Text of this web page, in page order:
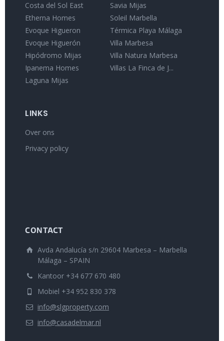
Costa del Sol East
Etherna Homes
Evoque Higueron
Evoque Higuerón
Hipódromo Mijas
Ipanema Homes
Laguna Mijas
Savia Mijas
Soleil Marbella
Térmica Playa Málaga
Villa Marbesa
Villa Natura Marbesa
Villas La Finca de J...
LINKS
Over ons
Privacy policy
CONTACT
Avda Andalucía s/n 29604 Marbesa – Marbella
Málaga – SPAIN
Kantoor +34 677 670 480
Mobiel +34 952 830 378
info@slgproperty.com
info@casadelmar.nl